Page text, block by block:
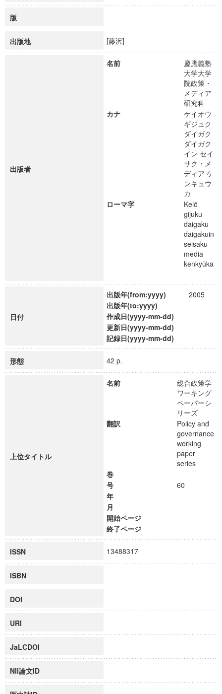
版
出版地 [藤沢]
出版者
名前
慶應義塾
大学大学
院政策・
メディア
研究科
カナ
ケイオウ
ギジュク
ダイガク
ダイガク
イン セイ
サク・メ
ディア ケ
ンキュウ
カ
ローマ字
Keiō
gijuku
daigaku
daigakuin
seisaku
media
kenkyūka
日付
出版年(from:yyyy)
2005
出版年(to:yyyy)
作成日(yyyy-mm-dd)
更新日(yyyy-mm-dd)
記録日(yyyy-mm-dd)
形態 42 p.
上位タイトル
名前
総合政策学
ワーキング
ペーパーシ
リーズ
翻訳
Policy and
governance
working
paper
series
巻
号
60
年
月
開始ページ
終了ページ
ISSN 13488317
ISBN
DOI
URI
JaLCDOI
NII論文ID